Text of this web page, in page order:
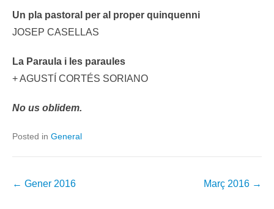
Un pla pastoral per al proper quinquenni
JOSEP CASELLAS
La Paraula i les paraules
+ AGUSTÍ CORTÉS SORIANO
No us oblidem.
Posted in General
Post
← Gener 2016 Març 2016 →